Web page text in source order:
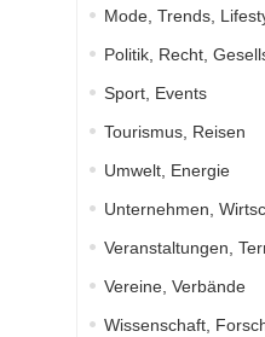
Mode, Trends,
Politik, Recht,
Sport, Events
Tourismus, Reisen
Umwelt, Energie
Unternehmen,
Veranstaltungen,
Vereine, Verbände
Wissenschaft,